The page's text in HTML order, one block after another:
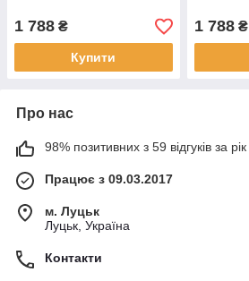
1 788 ₴
Купити
1 788₴
Про нас
98% позитивних з 59 відгуків за рік
Працює з 09.03.2017
м. Луцьк
Луцьк, Україна
Контакти